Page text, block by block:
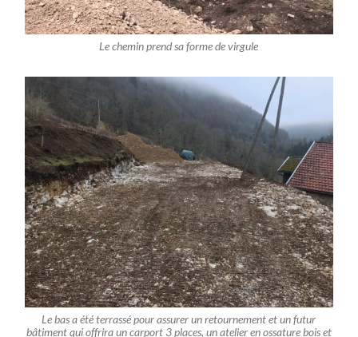
Le chemin prend sa forme de virgule
Le bas a été terrassé pour assurer un retournement et un futur
bâtiment qui offrira un carport 3 places, un atelier en ossature bois et